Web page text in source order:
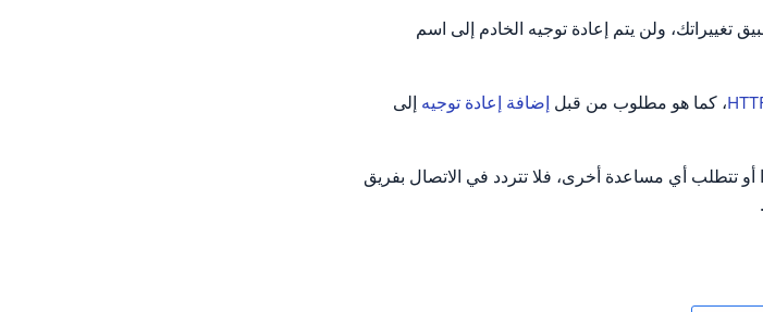
تغييراتك، ولن يتم إعادة توجيه الخادم إلى اسم
، كما هو مطلوب من قبل إضافة إعادة توجيه إلى
أو تتطلب أي مساعدة أخرى، فلا تتردد في الاتصال بفريق